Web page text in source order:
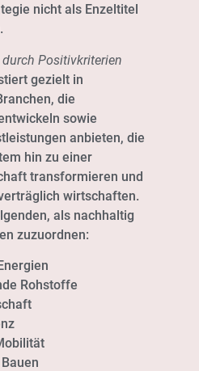
nicht als Enzeltitel
Positivkriterien
gezielt in
die
sowie
anbieten, die
hin zu einer
transformieren und
wirtschaften.
als nachhaltig
zuzuordnen:
Rohstoffe